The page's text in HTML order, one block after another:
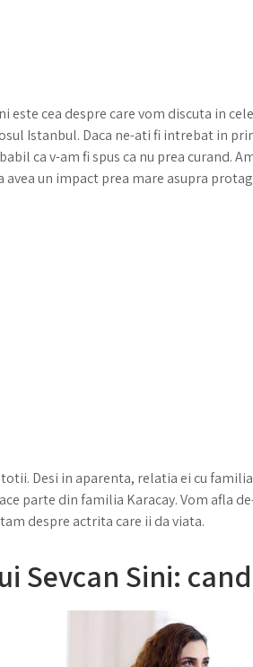
este cea despre care vom discuta in
Istanbul. Daca ne-ati fi intrebat in
ca v-am fi spus ca nu prea curand.
avea un impact prea mare asupra
Desi in aparenta, relatia ei cu
parte din familia Karacay. Vom afla
despre actrita care ii da viata.
Sevcan Sini: